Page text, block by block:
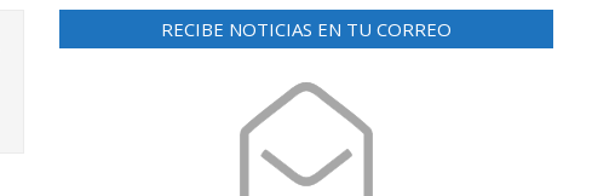
RECIBE NOTICIAS EN TU CORREO